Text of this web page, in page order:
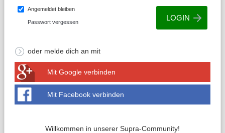
Angemeldet bleiben
Passwort vergessen
oder melde dich an mit
Mit Google verbinden
Mit Facebook verbinden
Willkommen in unserer Supra-Community!